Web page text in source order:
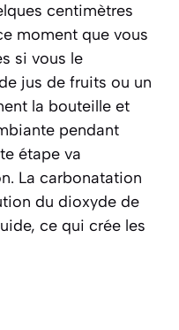
centimètres
moment que vous
si vous le
jus de fruits ou un
la bouteille et
pendant
étape va
. La carbonatation
du dioxyde de
ce qui crée les